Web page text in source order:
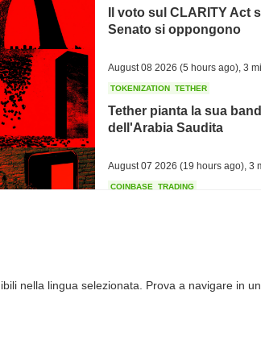
Il voto sul CLARITY Act
Senato si oppongono
August 08 2026 (5 hours ago) 3
TOKENIZATION TETHER
Tether pianta la sua
dell'Arabia Saudita
August 07 2026 (19 hours ago) 3
COINBASE TRADING
SEC ETFS
nella lingua selezionata. Prova a navigare in